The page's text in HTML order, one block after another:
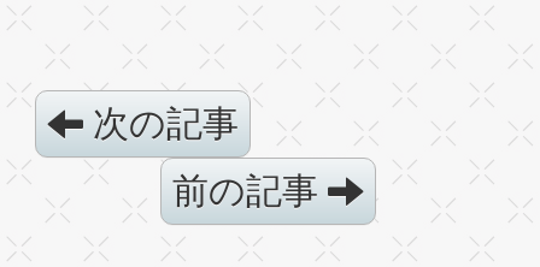
次の記事
前の記事